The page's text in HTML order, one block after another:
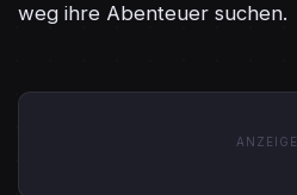
weg ihre Abenteuer suchen.
ANZEIGE